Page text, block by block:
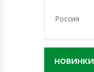
Россия
НОВИНКИ